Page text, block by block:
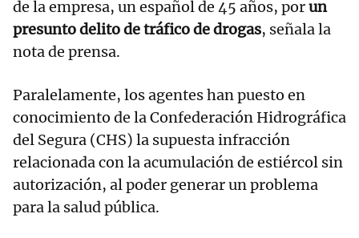
de la empresa, un español de 45 años, porun
presunto delito de tráfico de drogas, señala la
nota de prensa.
Paralelamente, los agentes han puesto en
conocimiento de la Confederación Hidrográfica
del Segura (CHS) la supuesta infracción
relacionada con la acumulación de estiércol sin
autorización, al poder generar un problema
para la salud pública.